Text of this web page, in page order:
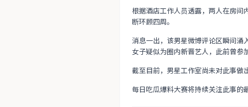
根据酒店工作人员透露，两人在房间
断环顾四周。
消息一出，该男星微博评论区瞬间涌
女子疑似为圈内新晋艺人，此前曾参
截至目前，男星工作室尚未对此事做
每日吃瓜爆料大赛将持续关注此事的